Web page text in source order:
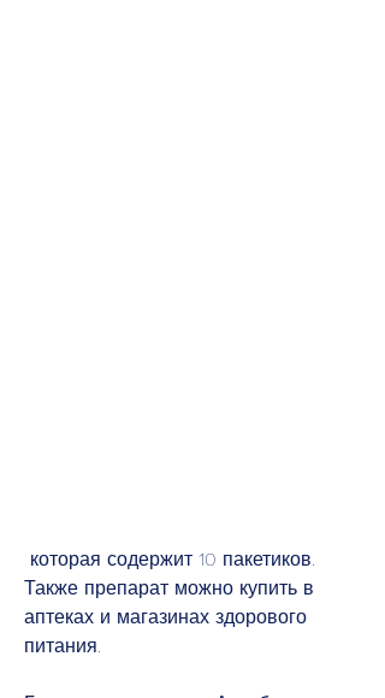
Также препарат можно купить в
аптеках и магазинах здорового
питания.